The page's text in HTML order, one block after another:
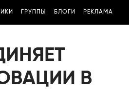
ГРУППЫ БЛОГИ РЕКЛАМА
В